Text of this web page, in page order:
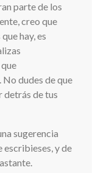
parte de los
creo que
hay, es
dudes de que
detrás de tus
sugerencia
escribieses, y de